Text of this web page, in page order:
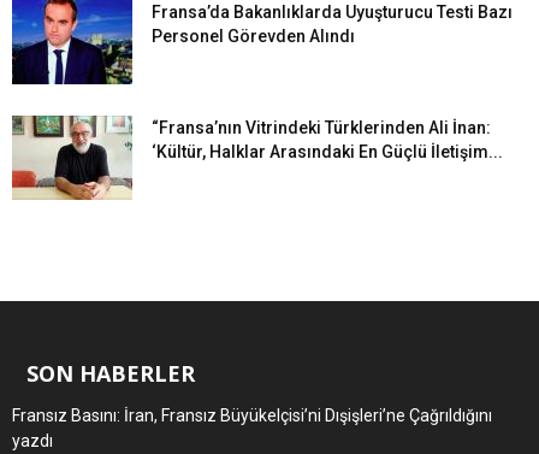
Fransa’da Bakanlıklarda Uyuşturucu Testi Bazı
Personel Görevden Alındı
“Fransa’nın Vitrindeki Türklerinden Ali İnan:
‘Kültür, Halklar Arasındaki En Güçlü İletişim...
SON HABERLER
Fransız Basını: İran, Fransız Büyükelçisi’ni Dışişleri’ne Çağrıldığını
yazdı